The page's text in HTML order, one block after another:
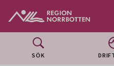
SÖK